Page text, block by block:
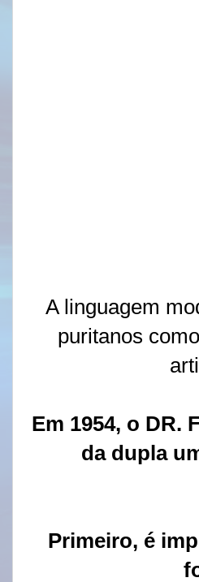
A linguagem
puritanos
Em 1954, o DR.
da dupla
Primeiro, é